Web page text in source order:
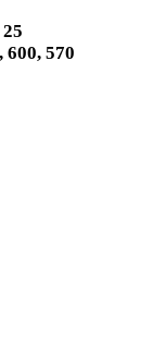
25
600, 570